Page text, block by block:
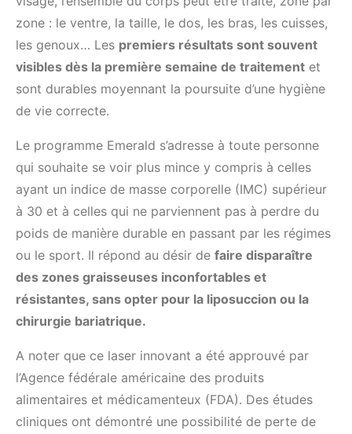
zone : le ventre, la taille, le dos, les bras, les cuisses,
les genoux… Les premiers résultats sont souvent
visibles dès la première semaine de traitement et
sont durables moyennant la poursuite d’une hygiène
de vie correcte.
Le programme Emerald s’adresse à toute personne
qui souhaite se voir plus mince y compris à celles
ayant un indice de masse corporelle (IMC) supérieur
à 30 et à celles qui ne parviennent pas à perdre du
poids de manière durable en passant par les régimes
ou le sport. Il répond au désir de faire disparaître
des zones graisseuses inconfortables et
résistantes, sans opter pour la liposuccion ou la
chirurgie bariatrique.
A noter que ce laser innovant a été approuvé par
l’Agence fédérale américaine des produits
alimentaires et médicamenteux (FDA). Des études
cliniques ont démontré une possibilité de perte de